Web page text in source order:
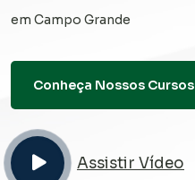
em Campo Grande
Conheça Nossos Cursos
Assistir Vídeo